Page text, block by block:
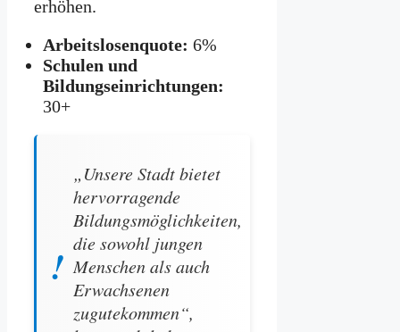
erhöhen.
Arbeitslosenquote: 6%
Schulen und
Bildungseinrichtungen:
30+
„Unsere Stadt bietet
hervorragende
Bildungsmöglichkeiten,
die sowohl jungen
Menschen als auch
Erwachsenen
zugutekommen“,